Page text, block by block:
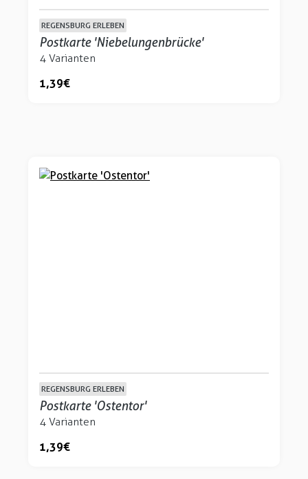
REGENSBURG ERLEBEN
Postkarte 'Niebelungenbrücke'
4 Varianten
1,39 €
REGENSBURG ERLEBEN
Postkarte 'Ostentor'
4 Varianten
1,39 €